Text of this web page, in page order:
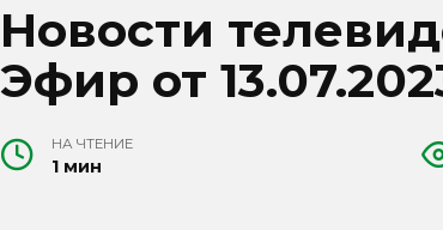
Новости
Эфир от
НА ЧТЕНИЕ
1 мин